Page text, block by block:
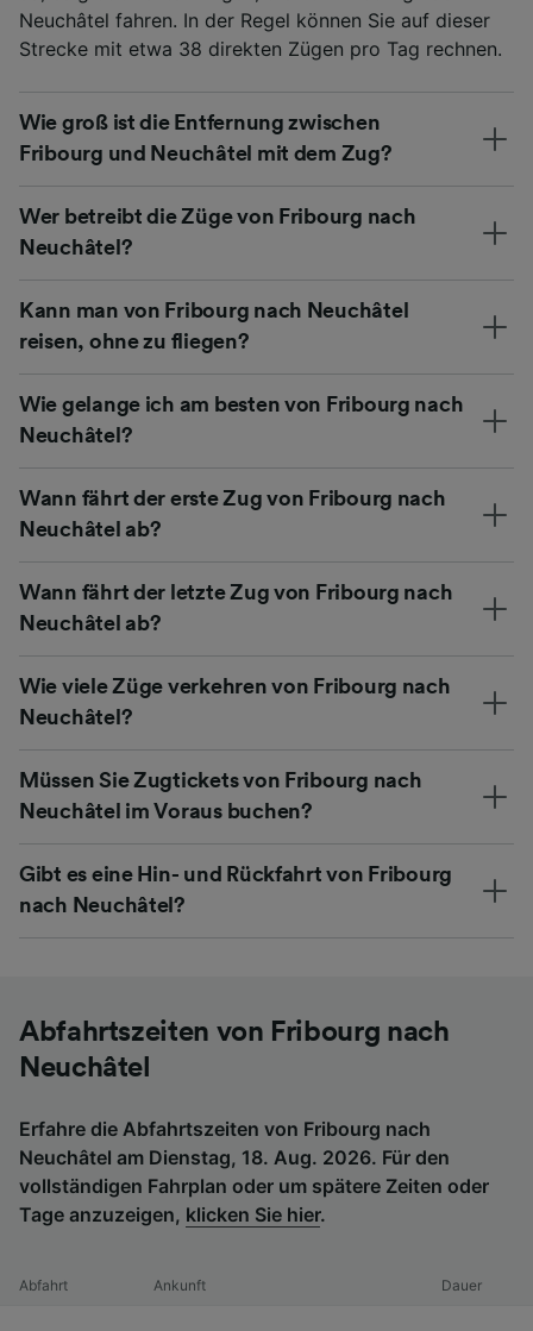
Neuchâtel fahren. In der Regel können Sie auf dieser
Strecke mit etwa 38 direkten Zügen pro Tag rechnen.
Wie groß ist die Entfernung zwischen
Fribourg und Neuchâtel mit dem Zug?
Wer betreibt die Züge von Fribourg nach
Neuchâtel?
Kann man von Fribourg nach Neuchâtel
reisen, ohne zu fliegen?
Wie gelange ich am besten von Fribourg nach
Neuchâtel?
Wann fährt der erste Zug von Fribourg nach
Neuchâtel ab?
Wann fährt der letzte Zug von Fribourg nach
Neuchâtel ab?
Wie viele Züge verkehren von Fribourg nach
Neuchâtel?
Müssen Sie Zugtickets von Fribourg nach
Neuchâtel im Voraus buchen?
Gibt es eine Hin- und Rückfahrt von Fribourg
nach Neuchâtel?
Abfahrtszeiten von Fribourg nach
Neuchâtel
Erfahre die Abfahrtszeiten von Fribourg nach
Neuchâtel am Dienstag, 18. Aug. 2026. Für den
vollständigen Fahrplan oder um spätere Zeiten oder
Tage anzuzeigen, klicken Sie hier.
Abfahrt Ankunft Dauer